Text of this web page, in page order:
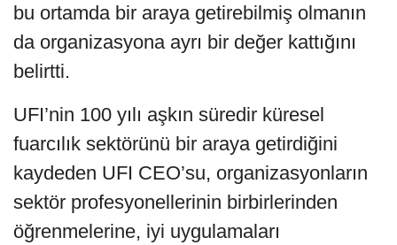
bu ortamda bir araya getirebilmiş olmanın
da organizasyona ayrı bir değer kattığını
belirtti.
UFI’nin 100 yılı aşkın süredir küresel
fuarcılık sektörünü bir araya getirdiğini
kaydeden UFI CEO’su, organizasyonların
sektör profesyonellerinin birbirlerinden
öğrenmelerine, iyi uygulamaları